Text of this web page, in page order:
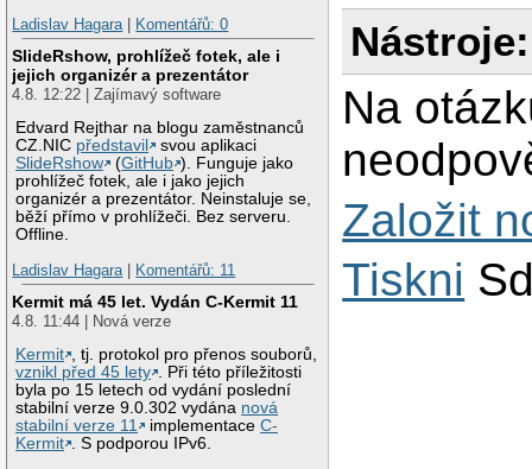
Ladislav Hagara| Komentářů: 0
SlideRshow, prohlížeč fotek, ale i
jejich organizér a prezentátor
4.8. 12:22 | Zajímavý software
Edvard Rejthar na blogu zaměstnanců
CZ.NIC představil
svou aplikaci
SlideRshow
(GitHub ). Funguje jako
prohlížeč fotek, ale i jako jejich
organizér a prezentátor. Neinstaluje se,
běží přímo v prohlížeči. Bez serveru.
Offline.
Ladislav Hagara| Komentářů: 11
Kermit má 45 let. Vydán C-Kermit 11
4.8. 11:44 | Nová verze
Kermit , tj. protokol pro přenos souborů,
vznikl před 45 lety . Při této příležitosti
byla po 15 letech od vydání poslední
stabilní verze 9.0.302 vydána nová
stabilní verze 11
implementaceC-
Kermit . S podporou IPv6.
Nástroje:
Na
Založit
Tiskni